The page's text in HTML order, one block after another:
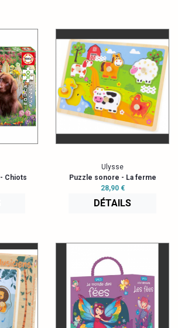
Chiots
Ulysse
Puzzle sonore - La ferme
28,90 €
DÉTAILS